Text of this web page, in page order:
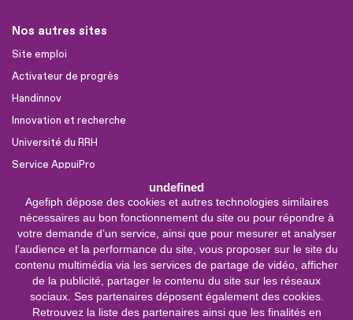
undefined
Agefiph dépose des cookies et autres technologies similaires
nécessaires au bon fonctionnement du site ou pour répondre à
votre demande d’un service, ainsi que pour mesurer et analyser
l’audience et la performance du site, vous proposer sur le site du
contenu multimédia via les services de partage de vidéo, afficher
de la publicité, partager le contenu du site sur les réseaux
sociaux. Ses partenaires déposent également des cookies.
Retrouvez la liste des partenaires ainsi que les finalités en
Nos autres sites
Site emploi
Activateur de progrès
Handinnov
Innovation et recherche
Université du RRH
Service AppuiPro
Nous suivre
Youtube
Linkedin
Facebook